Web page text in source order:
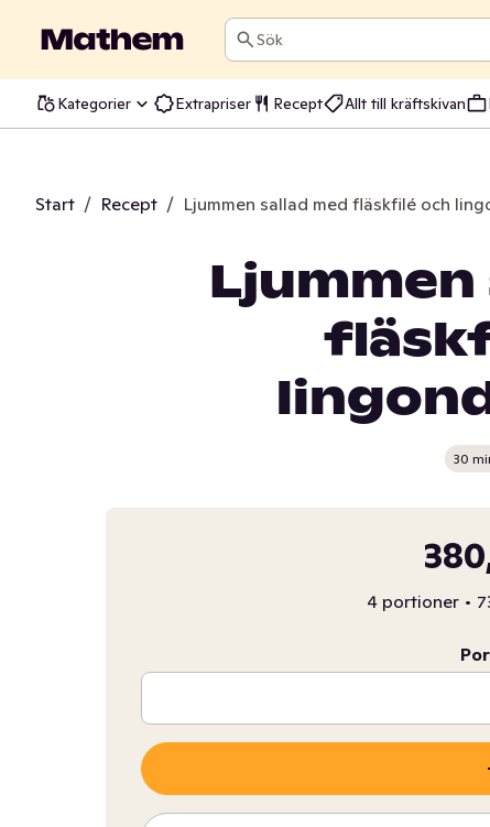
Sök
Kategorier Extrapriser Recept Allt till kräftskivan
Start / Recept / Ljummen sallad med fläskfilé och
Ljummen
30
4 portioner •